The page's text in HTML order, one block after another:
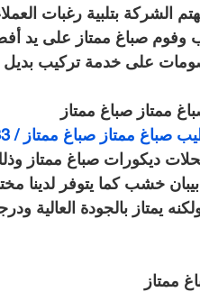
الشركة بتلبية رغبات
صباغ ممتاز على يد
على خدمة تركيب بديل
ممتاز صباغ ممتاز
صباغ ممتاز / 66874433 / خدمة 24 ساعة
ديكورات صباغ ممتاز
خشب كما يتوفر لدينا
يمتاز بالجودة العالية
ممتاز